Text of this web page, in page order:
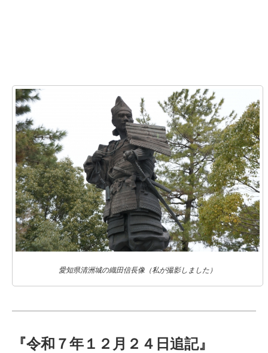
愛知県清洲城の織田信長像（私が撮影しました）
『令和７年１２月２４日追記』